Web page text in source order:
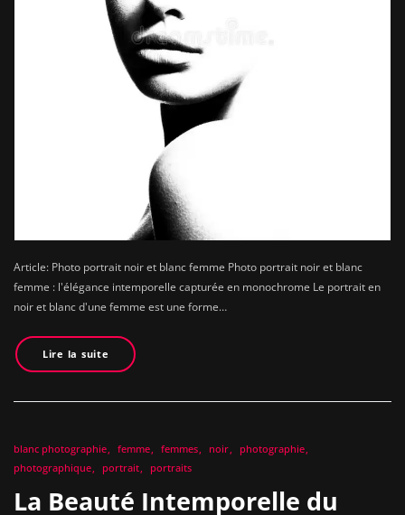
Article: Photo portrait noir et blanc femme Photo portrait noir et blanc
femme : l'élégance intemporelle capturée en monochrome Le portrait en
noir et blanc d'une femme est une forme…
Lire la suite
blanc photographie femme femmes noir
photographie
photographique
portrait portraits
La Beauté Intemporelle du